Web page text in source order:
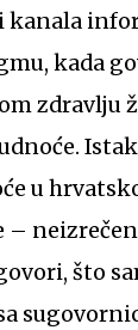
kada
zdravlju
u
što